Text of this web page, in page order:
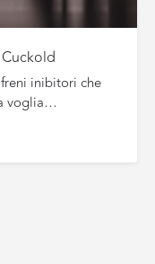
inibitori che
voglia…